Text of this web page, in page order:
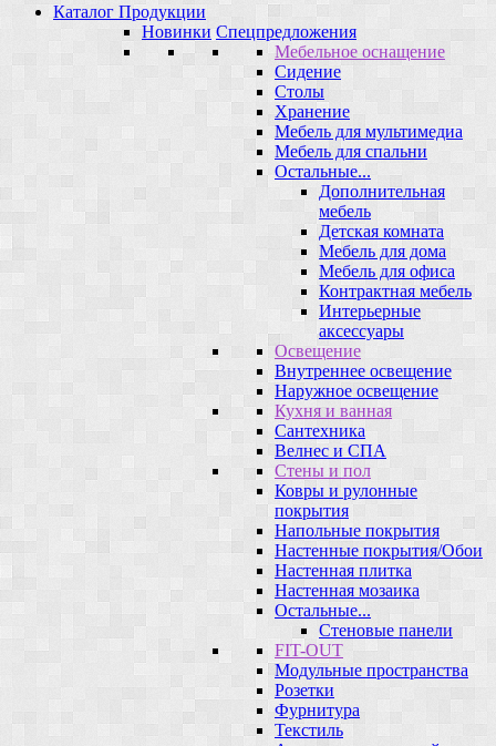
Каталог Продукции
Новинки Спецпредложения
Мебельное оснащение
Сидение
Столы
Хранение
Мебель для мультимедиа
Мебель для спальни
Остальные...
Дополнительная
мебель
Детская комната
Мебель для дома
Мебель для офиса
Контрактная мебель
Интерьерные
аксессуары
Освещение
Внутреннее освещение
Наружное освещение
Кухня и ванная
Сантехника
Велнес и СПА
Стены и пол
Ковры и рулонные
покрытия
Напольные покрытия
Настенные покрытия/Обои
Настенная плитка
Настенная мозаика
Остальные...
Стеновые панели
FIT-OUT
Модульные пространства
Розетки
Фурнитура
Текстиль